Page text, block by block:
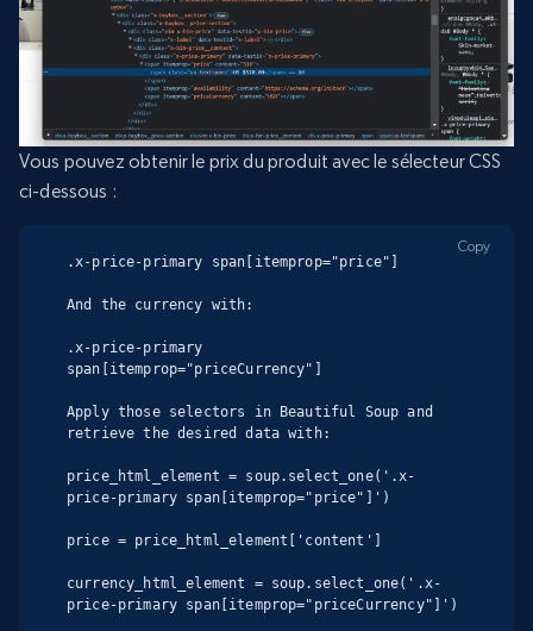
Vous pouvez obtenir le prix du produit avec le sélecteur CSS
ci-dessous :
.x-price-primary span[itemprop="price"]
And the currency with:
.x-price-primary
span[itemprop="priceCurrency"]
Apply those selectors in Beautiful Soup and
retrieve the desired data with:
price_html_element = soup.select_one('.x-
price-primary span[itemprop="price"]')
price = price_html_element['content']
currency_html_element = soup.select_one('.x-
price-primary span[itemprop="priceCurrency"]')
Copy